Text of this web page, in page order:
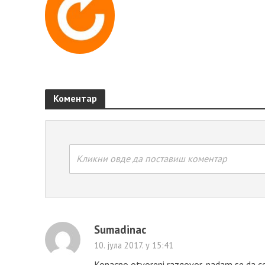
Коментар
Кликни овде да поставиш коментар
Sumadinac
10. јула 2017. у 15:41